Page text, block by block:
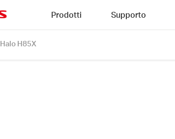
Prodotti Supporto
Halo H85X